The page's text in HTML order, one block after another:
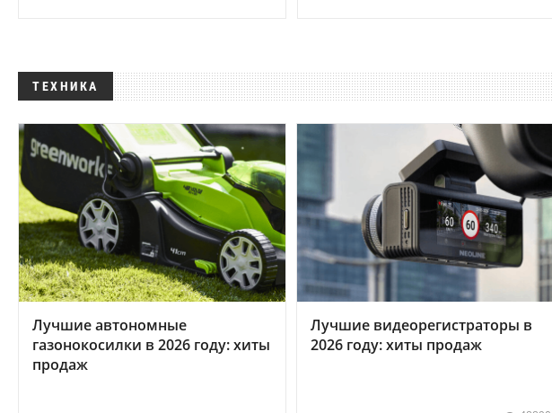
ТЕХНИКА
Лучшие автономные
газонокосилки в 2026 году: хиты
продаж
Лучшие видеорегистраторы в
2026 году: хиты продаж